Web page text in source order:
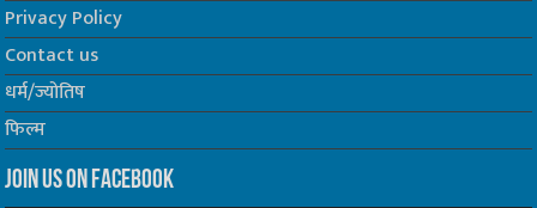
Privacy Policy
Contact us
धर्म/ज्योतिष
फिल्म
Join us on Facebook